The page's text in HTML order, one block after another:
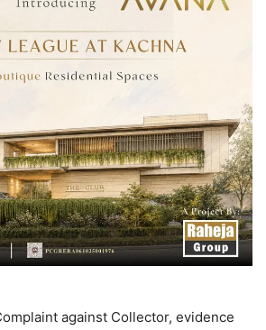
against Collector, evidence